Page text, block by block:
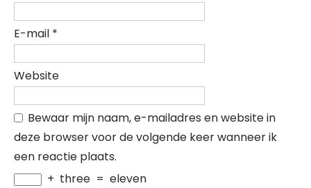
E-mail *
Website
Bewaar mijn naam, e-mailadres en website in
deze browser voor de volgende keer wanneer ik
een reactie plaats.
+ three = eleven